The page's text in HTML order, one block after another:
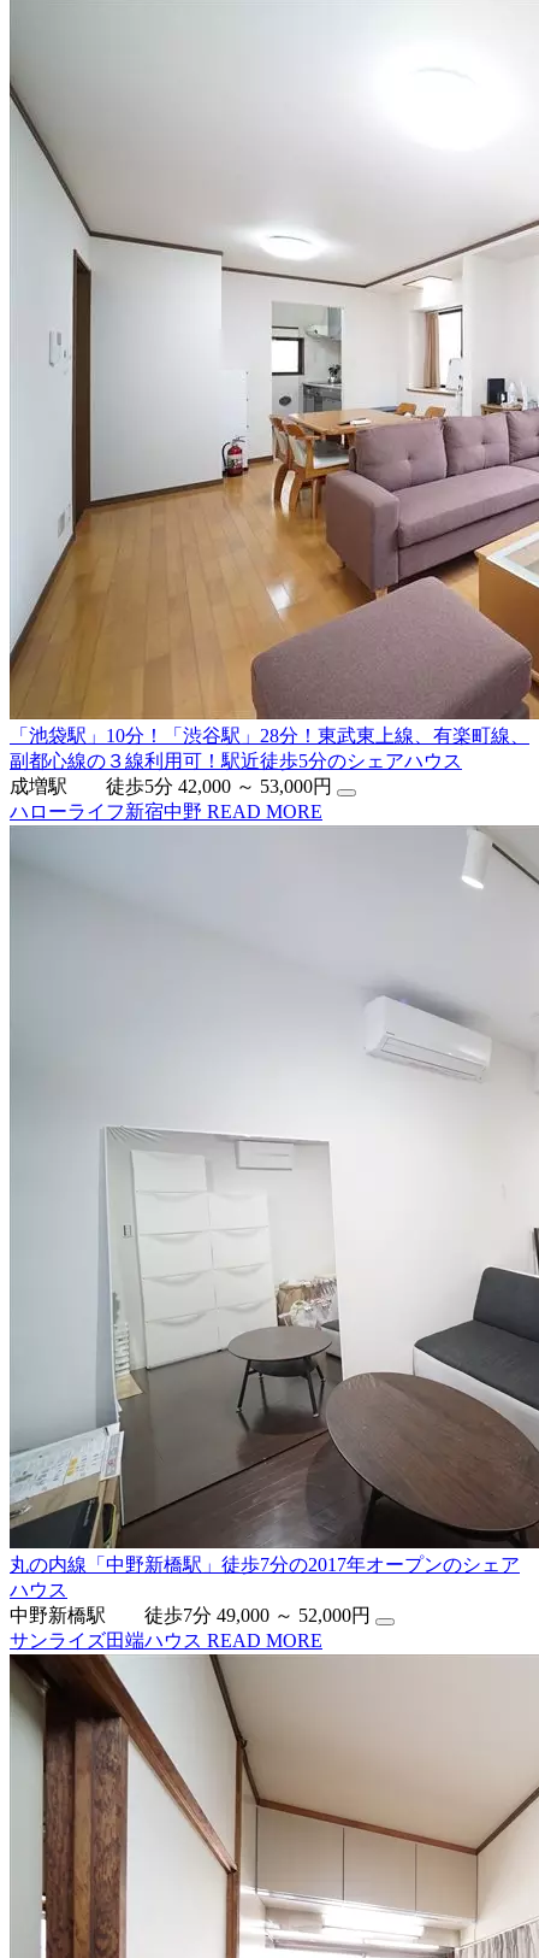
「池袋駅」10分！「渋谷駅」28分！東武東上線、有楽町線、
副都心線の３線利用可！駅近徒歩5分のシェアハウス
成増駅 徒歩5分 42,000 ～ 53,000円
ハローライフ新宿中野 READ MORE
丸の内線「中野新橋駅」徒歩7分の2017年オープンのシェア
ハウス
中野新橋駅 徒歩7分 49,000 ～ 52,000円
サンライズ田端ハウス READ MORE